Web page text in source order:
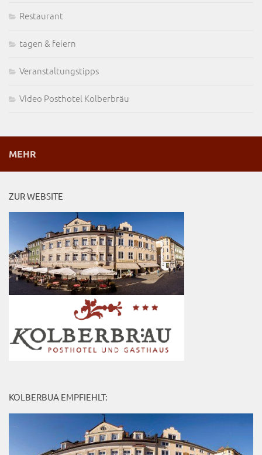
Restaurant
tagen & feiern
Veranstaltungstipps
Video Posthotel Kolberbräu
MEHR
ZUR WEBSITE
KOLBERBUA EMPFIEHLT: